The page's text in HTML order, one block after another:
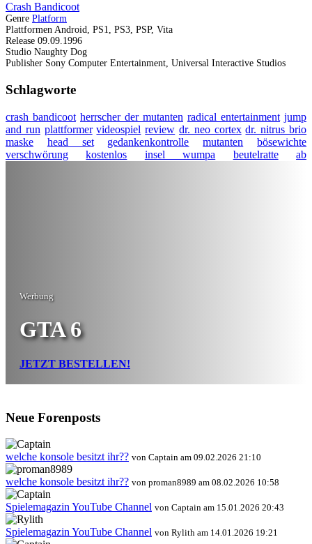
Crash Bandicoot
Genre Platform
Plattformen Android, PS1, PS3, PSP, Vita
Release 09.09.1996
Studio Naughty Dog
Publisher Sony Computer Entertainment, Universal Interactive Studios
Schlagworte
crash bandicoot herrscher der mutanten radical entertainment jump
and run plattformer videospiel review dr. neo cortex dr. nitrus brio
maske
head set gedankenkontrolle mutanten
bösewichte
verschwörung
kostenlos insel wumpa beutelratte ab
Werbung
GTA 6
JETZT BESTELLEN!
Neue Forenposts
welche konsole besitzt ihr?? von Captain am 09.02.2026 21:10
welche konsole besitzt ihr?? von proman8989 am 08.02.2026 10:58
Spielemagazin YouTube Channel von Captain am 15.01.2026 20:43
Spielemagazin YouTube Channel von Rylith am 14.01.2026 19:21